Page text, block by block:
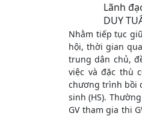
Lãnh
DUY
Nhằm tiếp tục
hội, thời gian
trung dân chủ,
việc và đặc thù
chương trình bồi
sinh (HS).
GV tham gia thi